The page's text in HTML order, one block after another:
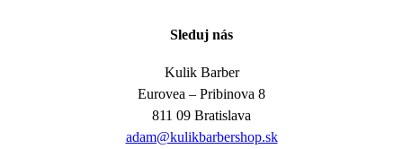
Sleduj nás
Kulik Barber
Eurovea – Pribinova 8
811 09 Bratislava
adam@kulikbarbershop.sk